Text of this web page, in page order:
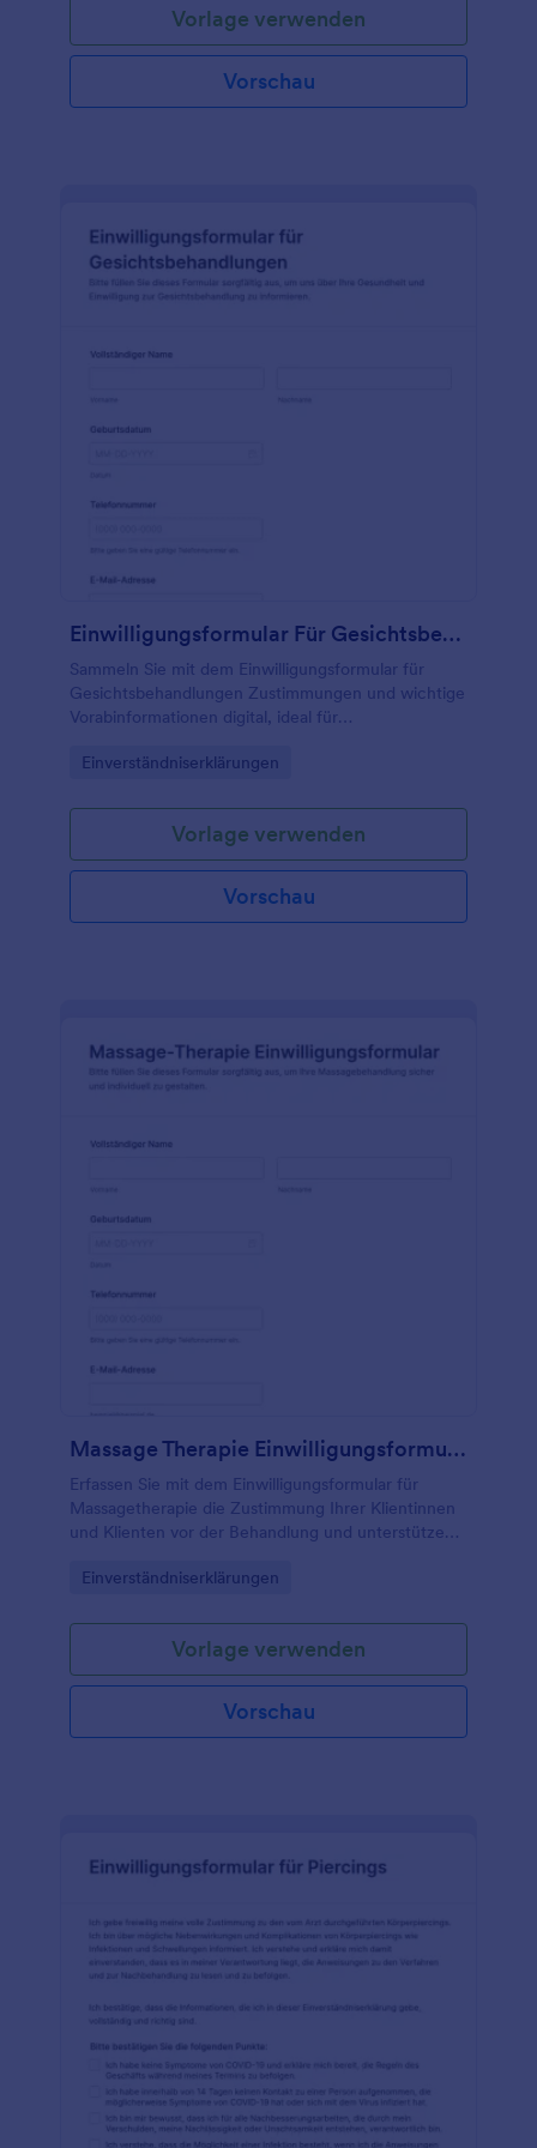
Zweck, die Risiken und die Vorteile der Spa-
Behandlung. Außerdem sichert es dem Kunden zu,
die Behandlung vertraulich zu behandeln. Diese
Formularvorlage enthält mehrere Ankreuzoptionen,
Inhalte wie Anweisungen und andere wichtige
Informationen im Formular anzeigen. Diese
Formularvorlage verwendet das Tool Signatur, mit
dieses Formular über den Formulargenerator weiter
Vorlage verwenden
Vorschau
Einwilligungsformular Für Gesichtsbehandlungen
Sammeln Sie mit dem Einwilligungsformular für
Gesichtsbehandlungen Zustimmungen und wichtige
Vorabinformationen digital, ideal für
Datenerfassung und Formular-Antworten mit
Go to Category:
Einverständniserklärungen
Vorlage verwenden
Vorschau
Massage Therapie Einwilligungsformular
Erfassen Sie mit dem Einwilligungsformular für
Massagetherapie die Zustimmung Ihrer Klientinnen
und Klienten vor der Behandlung und unterstützen
oder bei Hausbesuchen mit Jotform.
Go to Category:
Einverständniserklärungen
Vorlage verwenden
Vorschau